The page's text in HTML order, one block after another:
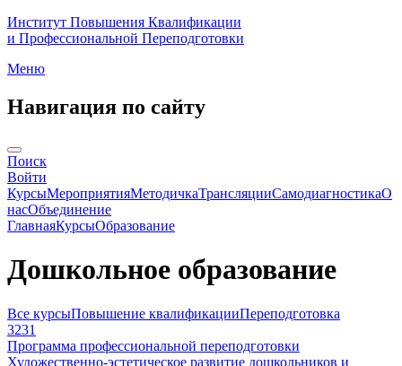
Институт Повышения Квалификации
и Профессиональной Переподготовки
Меню
Навигация по сайту
Поиск
Войти
КурсыМероприятияМетодичкаТрансляцииСамодиагностикаО
насОбъединение
ГлавнаяКурсыОбразование
Дошкольное образование
Все курсыПовышение квалификацииПереподготовка
3231
Программа профессиональной переподготовки
Художественно-эстетическое развитие дошкольников и